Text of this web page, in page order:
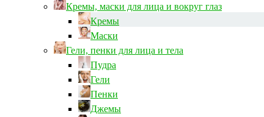
Кремы, маски для лица и вокруг глаз
Кремы
Маски
Гели, пенки для лица и тела
Пудра
Гели
Пенки
Джемы